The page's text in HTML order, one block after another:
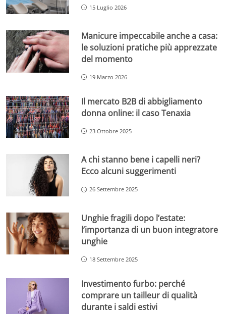
15 Luglio 2026
Manicure impeccabile anche a casa:
le soluzioni pratiche più apprezzate
del momento
19 Marzo 2026
Il mercato B2B di abbigliamento
donna online: il caso Tenaxia
23 Ottobre 2025
A chi stanno bene i capelli neri?
Ecco alcuni suggerimenti
26 Settembre 2025
Unghie fragili dopo l’estate:
l’importanza di un buon integratore
unghie
18 Settembre 2025
Investimento furbo: perché
comprare un tailleur di qualità
durante i saldi estivi